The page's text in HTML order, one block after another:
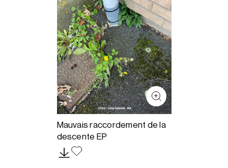
Mauvais raccordement de la
descente EP